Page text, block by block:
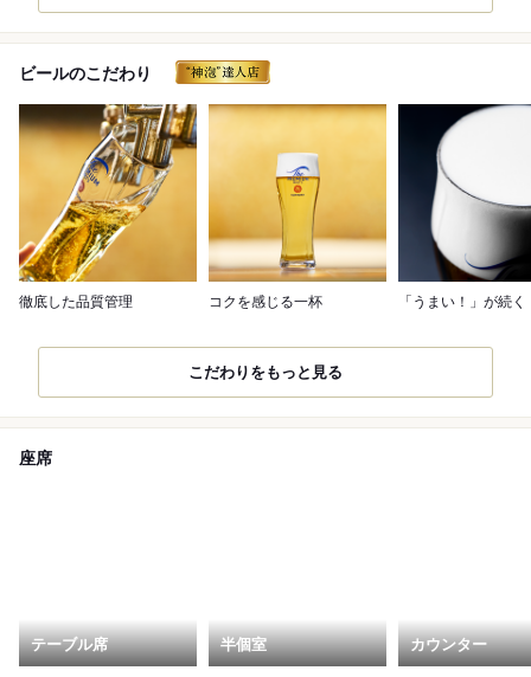
ビールのこだわり
徹底した品質管理 コクを感じる一杯 「うまい！」が続く
こだわりをもっと見る
座席
テーブル席 半個室 カウンター